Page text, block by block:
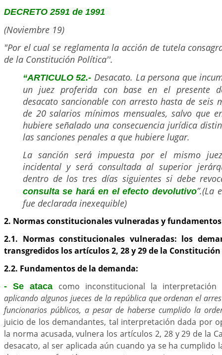
DECRETO 2591 de 1991
(Noviembre 19)
"Por el cual se reglamenta la acción de tutela
de la Constitución Política''.
“ARTICULO 52.- Desacato. La persona que
un juez proferida con base en el presente
desacato sancionable con arresto hasta de seis
de 20 salarios mínimos mensuales, salvo que
hubiere señalado una consecuencia jurídica
las sanciones penales a que hubiere lugar.
La sanción será impuesta por el mismo
incidental y será consultada al superior
dentro de los tres días siguientes si debe
consulta se hará en el efecto devolutivo”.(La
fue declarada inexequible)
2. Normas constitucionales vulneradas y
2.1. Normas constitucionales vulneradas: los
transgredidos los artículos 2, 28 y 29 de la
2.2. Fundamentos de la demanda:
- Se ataca como inconstitucional la interpretación
aplicando algunos jueces de la república que ordenan el
funcionarios públicos, a pesar de haberse cumplido la
juicio de los demandantes, tal interpretación dada por
la norma acusada, vulnera los artículos 2, 28 y 29 de la
desacato, al ser aplicada aún cuando ya se ha cumplido